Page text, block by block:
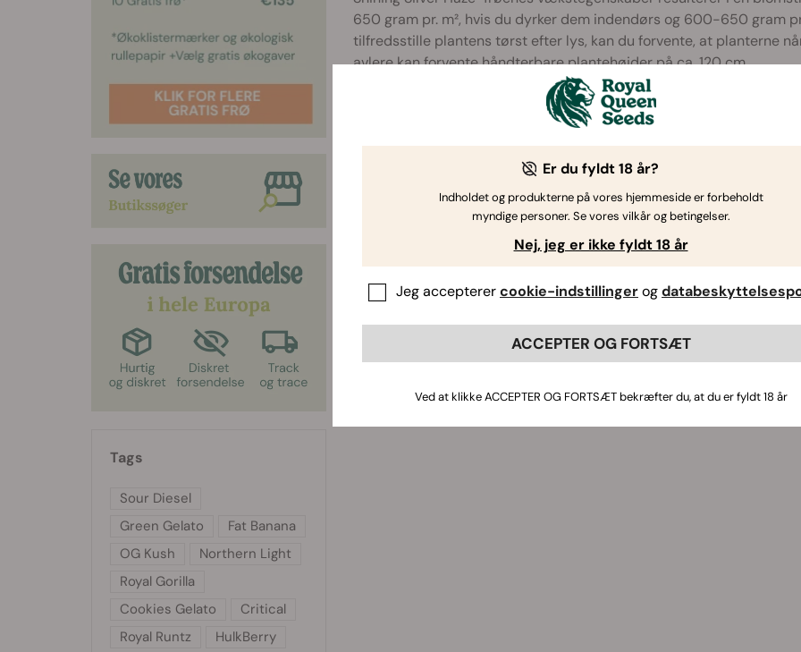
650 gram pr. m², hvis du dyrker dem indendørs og 600-650 gram
tilfredsstille plantens tørst efter lys, kan du forvente, at planterne
avlere kan forvente håndterbare plantehøjder på ca. 120 cm.
Du finder også branchen førende feminiserede Shining Silver
Tags
Sour Diesel
Green Gelato
Fat Banana
OG Kush
Northern Light
Royal Gorilla
Cookies Gelato
Critical
Royal Runtz
HulkBerry
Er du fyldt 18 år?
Indholdet og produkterne på vores hjemmeside er forbeholdt
myndige personer. Se vores vilkår og betingelser.
Nej, jeg er ikke fyldt 18 år
Jeg accepterercookie-indstillingerog
ACCEPTER OG FORTSÆT
Ved at klikke ACCEPTER OG FORTSÆT bekræfter du, at du er fyldt 18 år